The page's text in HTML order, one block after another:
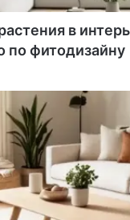
в
по фитодизайну